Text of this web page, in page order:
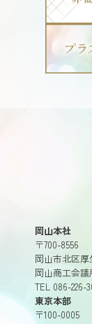
岡山本社
〒700-8556
岡山市北区厚
岡山商工会議
TEL 086-226-
東京本部
〒100-0005